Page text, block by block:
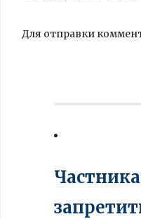
Для отправки